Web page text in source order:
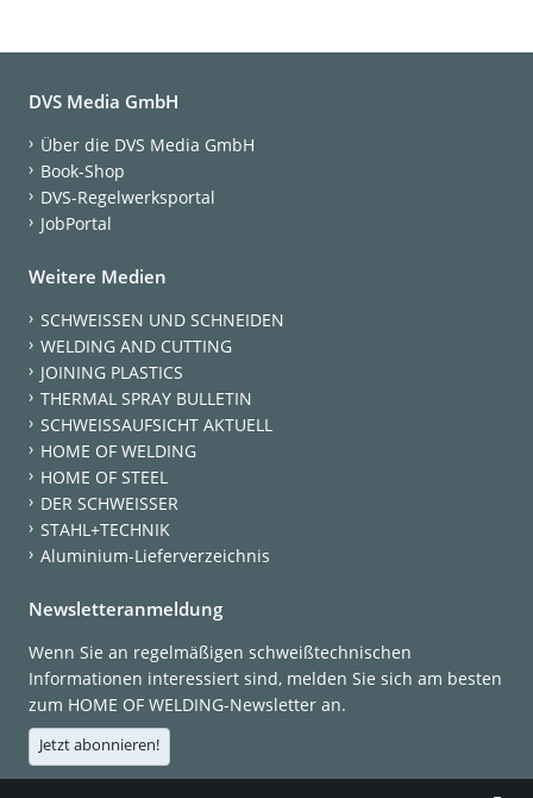
DVS Media GmbH
Über die DVS Media GmbH
Book-Shop
DVS-Regelwerksportal
JobPortal
Weitere Medien
SCHWEISSEN UND SCHNEIDEN
WELDING AND CUTTING
JOINING PLASTICS
THERMAL SPRAY BULLETIN
SCHWEISSAUFSICHT AKTUELL
HOME OF WELDING
HOME OF STEEL
DER SCHWEISSER
STAHL+TECHNIK
Aluminium-Lieferverzeichnis
Newsletteranmeldung
Wenn Sie an regelmäßigen schweißtechnischen
Informationen interessiert sind, melden Sie sich am besten
zum HOME OF WELDING-Newsletter an.
Jetzt abonnieren!